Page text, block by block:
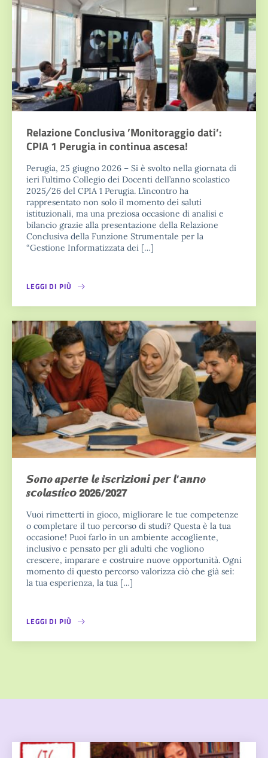
Relazione Conclusiva ’Monitoraggio dati’:
CPIA 1 Perugia in continua ascesa!
Perugia, 25 giugno 2026 – Si è svolto nella giornata di
ieri l’ultimo Collegio dei Docenti dell’anno scolastico
2025/26 del CPIA 1 Perugia. L’incontro ha
rappresentato non solo il momento dei saluti
istituzionali, ma una preziosa occasione di analisi e
bilancio grazie alla presentazione della Relazione
Conclusiva della Funzione Strumentale per la
“Gestione Informatizzata dei […]
LEGGI DI PIÙ
𝙎𝒐𝙣𝒐 𝒂𝙥𝒆𝙧𝒕𝙚 𝙡𝒆 𝒊𝙨𝒄𝙧𝒊𝙯𝒊𝙤𝒏𝙞 𝙥𝒆𝙧 𝙡’𝙖𝒏𝙣𝒐
𝒔𝙘𝒐𝙡𝒂𝙨𝒕𝙞𝒄𝙤 𝟮𝟬𝟮𝟲/𝟮𝟬𝟮𝟳
Vuoi rimetterti in gioco, migliorare le tue competenze
o completare il tuo percorso di studi? Questa è la tua
occasione! Puoi farlo in un ambiente accogliente,
inclusivo e pensato per gli adulti che vogliono
crescere, imparare e costruire nuove opportunità. Ogni
momento di questo percorso valorizza ciò che già sei:
la tua esperienza, la tua […]
LEGGI DI PIÙ